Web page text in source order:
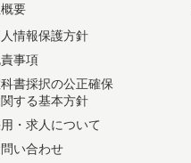
要
情報保護方針
事項
書採択の公正確保
する基本方針
・求人について
い合わせ